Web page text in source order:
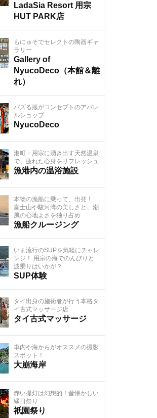
LadaSia Resort 用宗
HUT PARK店
もにゅそでセレクトの陶器ギャ
ラリー
Gallery of
NyucoDeco（本館＆離
れ）
バズる服がコンセプトのアパレ
ルショップ
NyucoDeco
港町・用宗に湧き出す天然温泉
で、疲れた心身をリフレッシュ
漁港内の温浴施設
本物の漁船に乗って、出発！
富士山や駿河湾の美しさと、潮
風の心地よさを独り占め
漁船クルージング
いま流行のSUPを気軽にチャレ
ンジ！ 用宗の海でのんびりと
波乗りはいかが？
SUP体験
タイ出身の施術者が行う本格タ
イ古式マッサージ店
タイ古式マッサージ
車内や海からがオススメの撮影
スポット！
大崩海岸
赤い提灯は幻想的！昔懐かしい
縁日祭り
祇園祭り